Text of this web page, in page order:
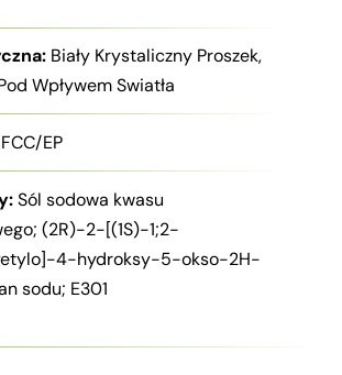
Biały Krystaliczny Proszek,
Wpływem Swiatła
EP
Sól sodowa kwasu
(2R)-2-[(1S)-1;2-
4-hydroksy-5-okso-2H-
sodu; E301